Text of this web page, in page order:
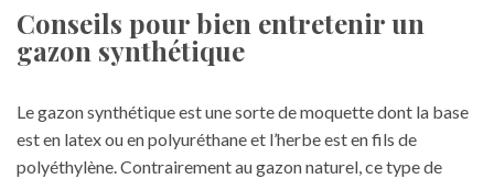
Conseils pour bien entretenir un
gazon synthétique
Le gazon synthétique est une sorte de moquette dont la base
est en latex ou en polyuréthane et l’herbe est en fils de
polyéthylène. Contrairement au gazon naturel, ce type de